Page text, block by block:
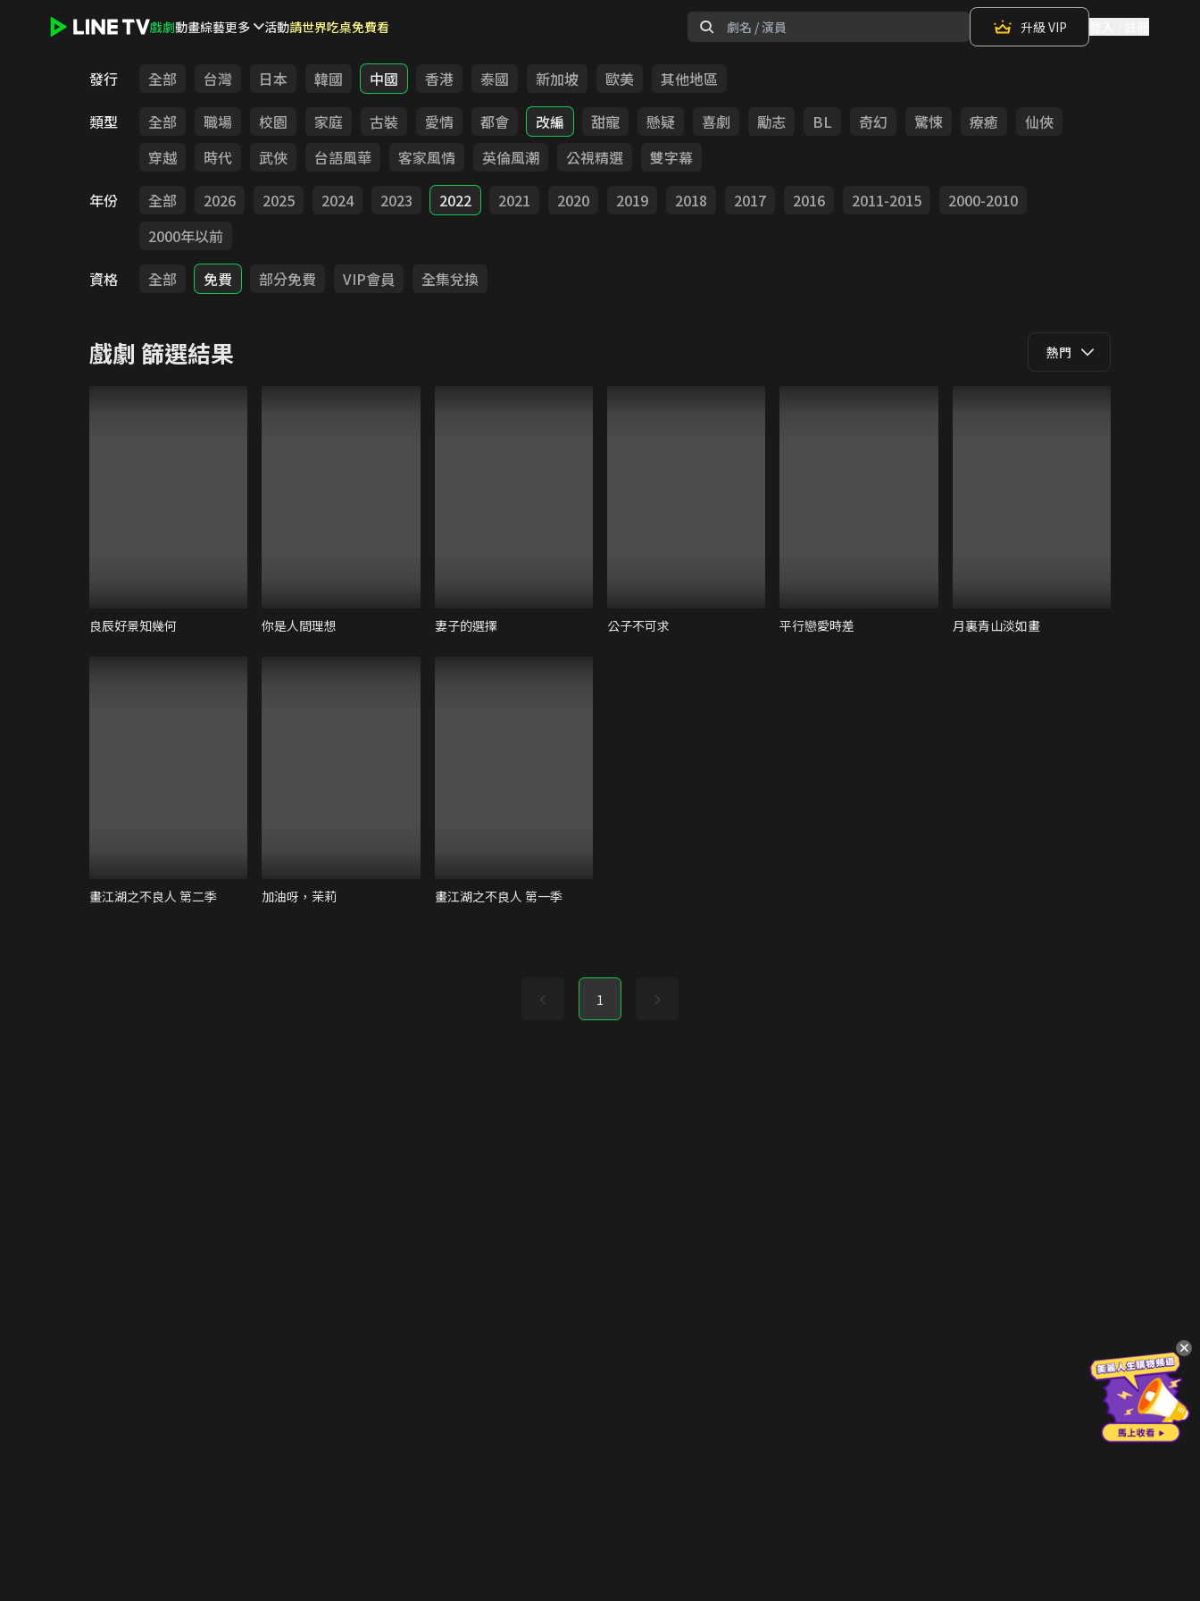
戲劇動畫綜藝更多 活動請世界吃桌免費看 升級 VIP
發行 全部 台灣 日本 韓國 中國 香港 泰國 新加坡 歐美
其他地區
類型
全部 職場 校園 家庭 古裝 愛情 都會 改編 甜寵 懸疑 喜劇 勵志 BL 奇幻 驚悚 療癒
仙俠
穿越
時代 武俠 台語風華 客家風情 英倫風潮 公視精選
雙字幕
年份
全部 2026 2025 2024 2023 2022 2021 2020 2019 2018 2017 2016 2011-2015
2000-2010
2000年以前
資格
全部 免費 部分免費 VIP會員 全集兌換
戲劇 篩選結果 熱門
良辰好景知幾何 你是人間理想 妻子的選擇 公子不可求 平行戀愛時差 月裏青山淡如畫
畫江湖之不良人 第二季 加油呀，茉莉 畫江湖之不良人 第一季
1